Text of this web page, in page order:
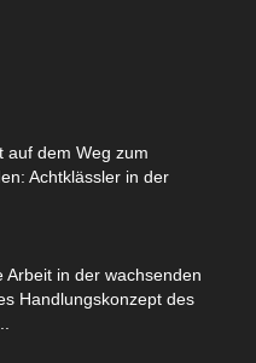
auf dem Weg zum
Achtklässler in der
Arbeit in der wachsenden
Handlungskonzept des